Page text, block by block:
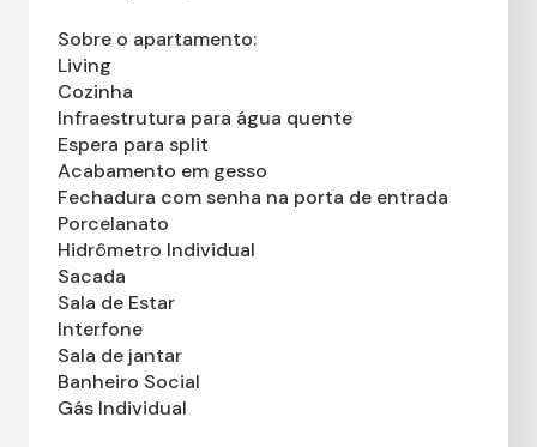
Sobre o apartamento:
Living
Cozinha
Infraestrutura para água quente
Espera para split
Acabamento em gesso
Fechadura com senha na porta de entrada
Porcelanato
Hidrômetro Individual
Sacada
Sala de Estar
Interfone
Sala de jantar
Banheiro Social
Gás Individual